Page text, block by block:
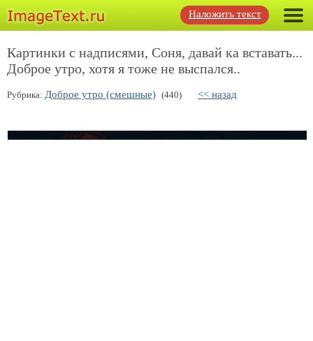
Наложить текст
Картинки с надписями, Соня, давай ка вставать...
Доброе утро, хотя я тоже не выспался..
Рубрика: Доброе утро (смешные) (440) << назад